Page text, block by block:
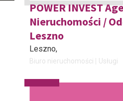
POWER INVEST
Nieruchomości /
Leszno
Leszno,
Biuro nieruchomości Usługi